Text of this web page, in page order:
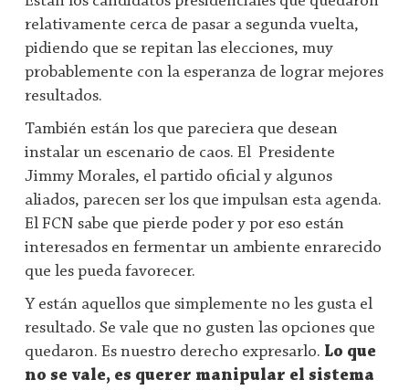
relativamente cerca de pasar a segunda vuelta,
pidiendo que se repitan las elecciones, muy
probablemente con la esperanza de lograr mejores
resultados.
También están los que pareciera que desean
instalar un escenario de caos. El Presidente
Jimmy Morales, el partido oficial y algunos
aliados, parecen ser los que impulsan esta agenda.
El FCN sabe que pierde poder y por eso están
interesados en fermentar un ambiente enrarecido
que les pueda favorecer.
Y están aquellos que simplemente no les gusta el
resultado. Se vale que no gusten las opciones que
quedaron. Es nuestro derecho expresarlo. Lo que
no se vale, es querer manipular el sistema